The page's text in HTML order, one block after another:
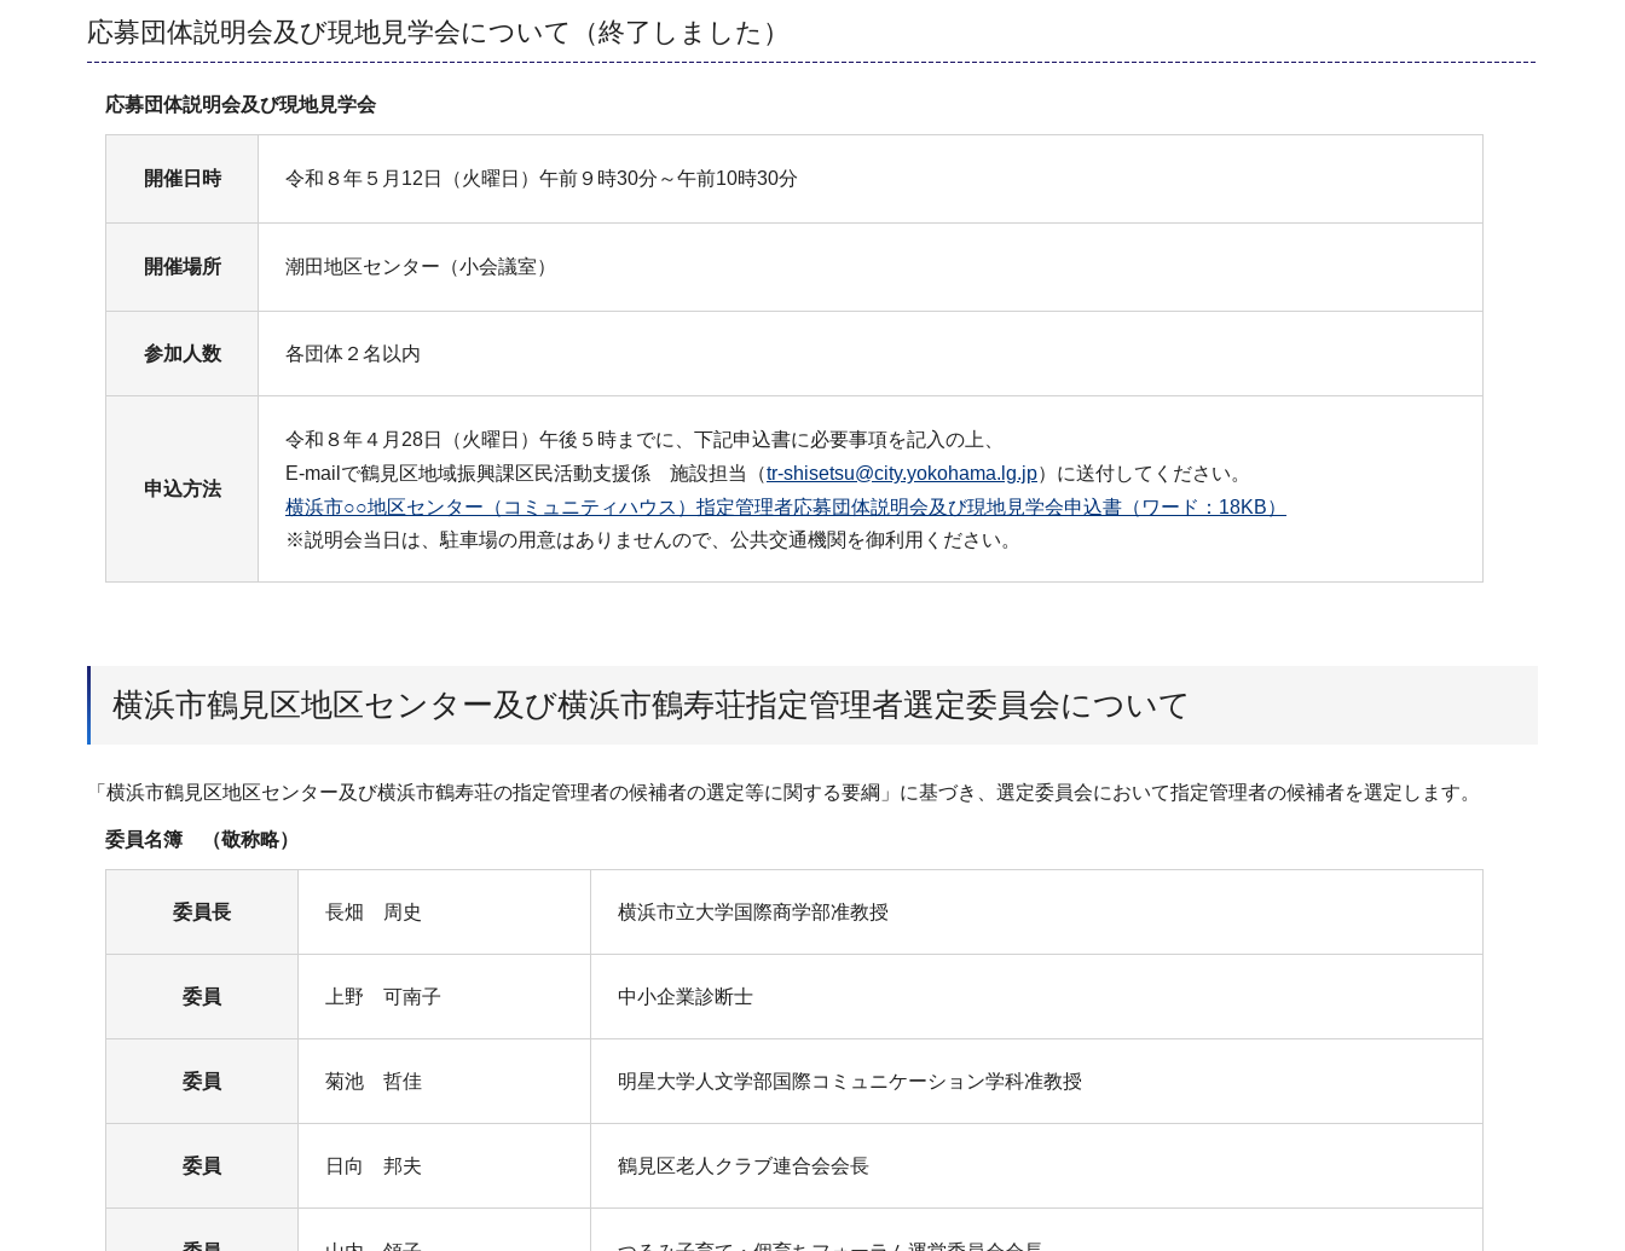
応募団体説明会及び現地見学会について（終了しました）
応募団体説明会及び現地見学会
開催日時 令和８年５月12日（火曜日）午前９時30分～午前10時30分
開催場所 潮田地区センター（小会議室）
参加人数 各団体２名以内
申込方法
令和８年４月28日（火曜日）午後５時までに、下記申込書に必要事項を記入の上、
E-mailで鶴見区地域振興課区民活動支援係 施設担当（tr-shisetsu@city.yokohama.lg.jp）に送付してください。
横浜市○○地区センター（コミュニティハウス）指定管理者応募団体説明会及び現地見学会申込書（ワード：18KB）
※説明会当日は、駐車場の用意はありませんので、公共交通機関を御利用ください。
横浜市鶴見区地区センター及び横浜市鶴寿荘指定管理者選定委員会について
「横浜市鶴見区地区センター及び横浜市鶴寿荘の指定管理者の候補者の選定等に関する要綱」に基づき、選定委員会において指定管理者の候補者を選定します。
委員名簿 （敬称略）
委員長 長畑 周史 横浜市立大学国際商学部准教授
委員 上野 可南子 中小企業診断士
委員 菊池 哲佳 明星大学人文学部国際コミュニケーション学科准教授
委員 日向 邦夫 鶴見区老人クラブ連合会会長